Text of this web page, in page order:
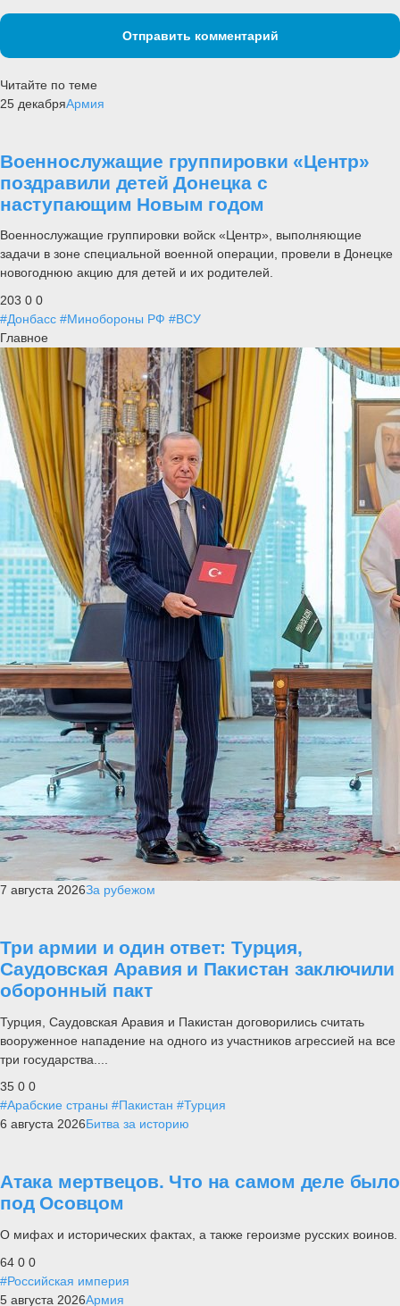
Отправить комментарий
Читайте по теме
25 декабряАрмия
Военнослужащие группировки «Центр»
поздравили детей Донецка с
наступающим Новым годом
Военнослужащие группировки войск «Центр», выполняющие
задачи в зоне специальной военной операции, провели в Донецке
новогоднюю акцию для детей и их родителей.
203 0 0
#Донбасс #Минобороны РФ #ВСУ
Главное
7 августа 2026За рубежом
Три армии и один ответ: Турция,
Саудовская Аравия и Пакистан заключили
оборонный пакт
Турция, Саудовская Аравия и Пакистан договорились считать
вооруженное нападение на одного из участников агрессией на все
три государства....
35 0 0
#Арабские страны #Пакистан #Турция
6 августа 2026Битва за историю
Атака мертвецов. Что на самом деле было
под Осовцом
О мифах и исторических фактах, а также героизме русских воинов.
64 0 0
#Российская империя
5 августа 2026Армия